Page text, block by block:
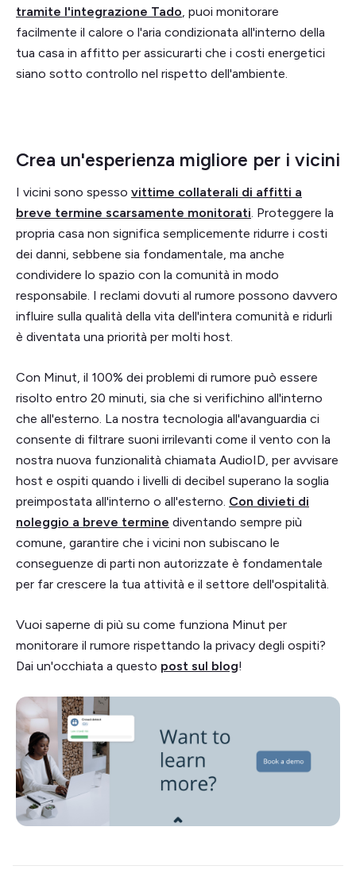
tramite l'integrazione Tado , puoi monitorare
facilmente il calore o l'aria condizionata all'interno della
tua casa in affitto per assicurarti che i costi energetici
siano sotto controllo nel rispetto dell'ambiente.
Crea un'esperienza migliore per i vicini
I vicini sono spesso vittime collaterali di affitti a
breve termine scarsamente monitorati . Proteggere la
propria casa non significa semplicemente ridurre i costi
dei danni, sebbene sia fondamentale, ma anche
condividere lo spazio con la comunità in modo
responsabile. I reclami dovuti al rumore possono davvero
influire sulla qualità della vita dell'intera comunità e ridurli
è diventata una priorità per molti host.
Con Minut, il 100% dei problemi di rumore può essere
risolto entro 20 minuti, sia che si verifichino all'interno
che all'esterno. La nostra tecnologia all'avanguardia ci
consente di filtrare suoni irrilevanti come il vento con la
nostra nuova funzionalità chiamata AudioID, per avvisare
host e ospiti quando i livelli di decibel superano la soglia
preimpostata all'interno o all'esterno. Con divieti di
noleggio a breve termine diventando sempre più
comune, garantire che i vicini non subiscano le
conseguenze di parti non autorizzate è fondamentale
per far crescere la tua attività e il settore dell'ospitalità.
Vuoi saperne di più su come funziona Minut per
monitorare il rumore rispettando la privacy degli ospiti?
Dai un'occhiata a questo post sul blog!